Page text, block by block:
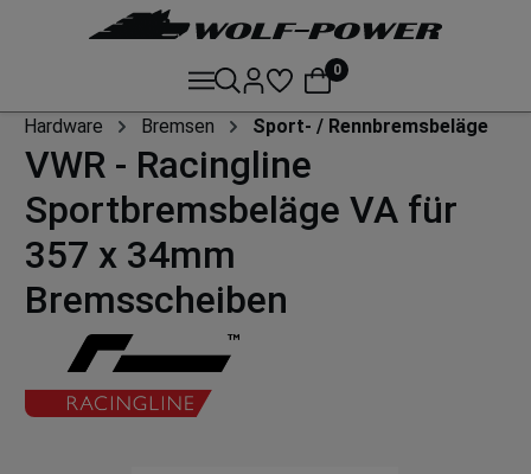
0
Hardware Bremsen Sport- / Rennbremsbeläge
VWR - Racingline
Sportbremsbeläge VA für
357 x 34mm
Bremsscheiben